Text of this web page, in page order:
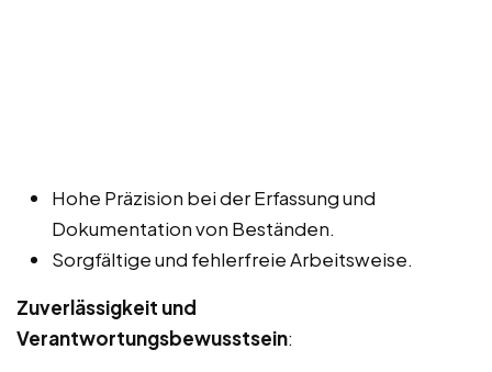
Hohe Präzision bei der Erfassung und
Dokumentation von Beständen.
Sorgfältige und fehlerfreie Arbeitsweise.
Zuverlässigkeit und
Verantwortungsbewusstsein: